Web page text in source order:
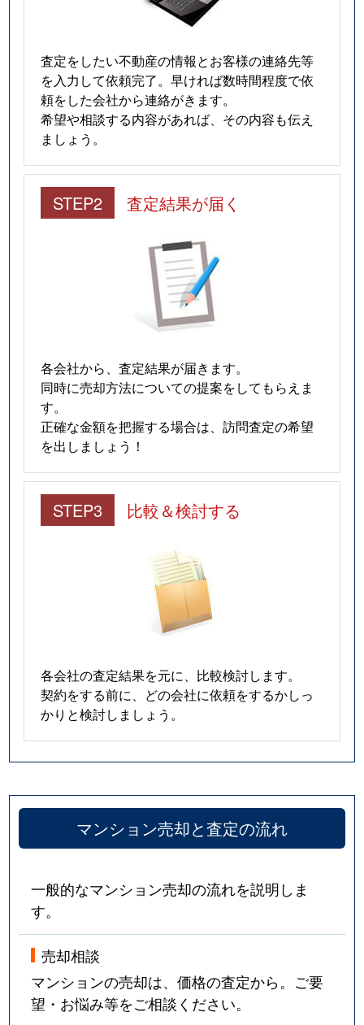
査定をしたい不動産の情報とお客様の連絡先等
を入力して依頼完了。早ければ数時間程度で依
頼をした会社から連絡がきます。
希望や相談する内容があれば、その内容も伝え
ましょう。
STEP2 査定結果が届く
各会社から、査定結果が届きます。
同時に売却方法についての提案をしてもらえま
す。
正確な金額を把握する場合は、訪問査定の希望
を出しましょう！
STEP3 比較＆検討する
各会社の査定結果を元に、比較検討します。
契約をする前に、どの会社に依頼をするかしっ
かりと検討しましょう。
マンション売却と査定の流れ
一般的なマンション売却の流れを説明しま
す。
売却相談
マンションの売却は、価格の査定から。ご要
望・お悩み等をご相談ください。